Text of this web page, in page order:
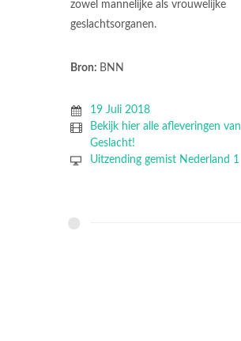
zowel mannelijke als vrouwelijke
geslachtsorganen.
Bron: BNN
19 Juli 2018
Bekijk hier alle afleveringen van
Geslacht!
Uitzending gemist Nederland 1